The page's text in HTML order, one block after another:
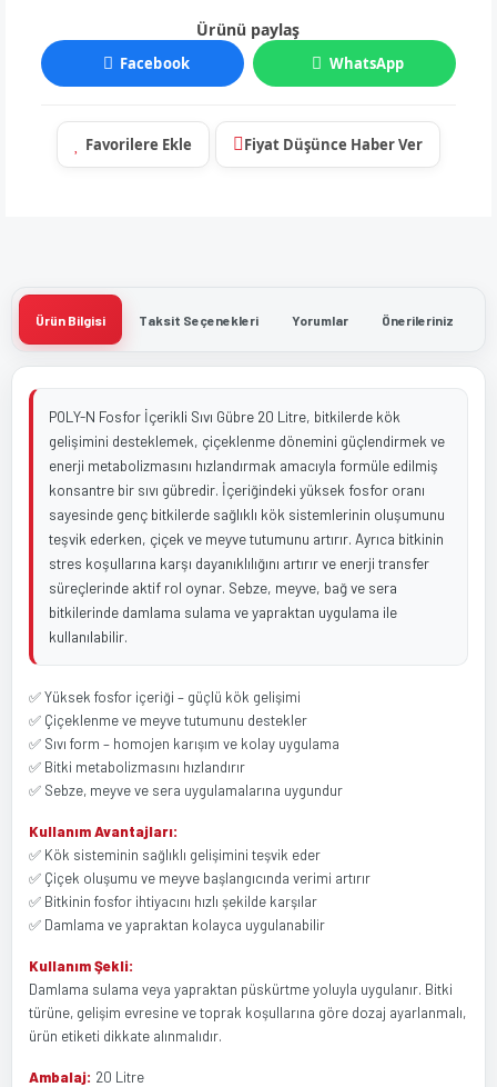
Ürünü paylaş
Facebook WhatsApp
Fiyat Düşünce Haber Ver
Ürün Bilgisi Taksit Seçenekleri Yorumlar Önerileriniz
POLY-N Fosfor İçerikli Sıvı Gübre 20 Litre, bitkilerde kök
gelişimini desteklemek, çiçeklenme dönemini güçlendirmek ve
enerji metabolizmasını hızlandırmak amacıyla formüle edilmiş
konsantre bir sıvı gübredir. İçeriğindeki yüksek fosfor oranı
sayesinde genç bitkilerde sağlıklı kök sistemlerinin oluşumunu
teşvik ederken, çiçek ve meyve tutumunu artırır. Ayrıca bitkinin
stres koşullarına karşı dayanıklılığını artırır ve enerji transfer
süreçlerinde aktif rol oynar. Sebze, meyve, bağ ve sera
bitkilerinde damlama sulama ve yapraktan uygulama ile
kullanılabilir.
✅ Yüksek fosfor içeriği – güçlü kök gelişimi
✅ Çiçeklenme ve meyve tutumunu destekler
✅ Sıvı form – homojen karışım ve kolay uygulama
✅ Bitki metabolizmasını hızlandırır
✅ Sebze, meyve ve sera uygulamalarına uygundur
Kullanım Avantajları:
✅ Kök sisteminin sağlıklı gelişimini teşvik eder
✅ Çiçek oluşumu ve meyve başlangıcında verimi artırır
✅ Bitkinin fosfor ihtiyacını hızlı şekilde karşılar
✅ Damlama ve yapraktan kolayca uygulanabilir
Kullanım Şekli:
Damlama sulama veya yapraktan püskürtme yoluyla uygulanır. Bitki
türüne, gelişim evresine ve toprak koşullarına göre dozaj ayarlanmalı,
ürün etiketi dikkate alınmalıdır.
Ambalaj: 20 Litre